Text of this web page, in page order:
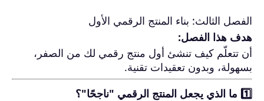
الفصل الثالث: بناء المنتج الرقمي الأول
هدف هذا الفصل:
أن تتعلّم كيف تنشئ أول منتج رقمي لك من الصفر،
بسهولة، وبدون تعقيدات تقنية.
1️⃣ ما الذي يجعل المنتج الرقمي "ناجحًا"؟